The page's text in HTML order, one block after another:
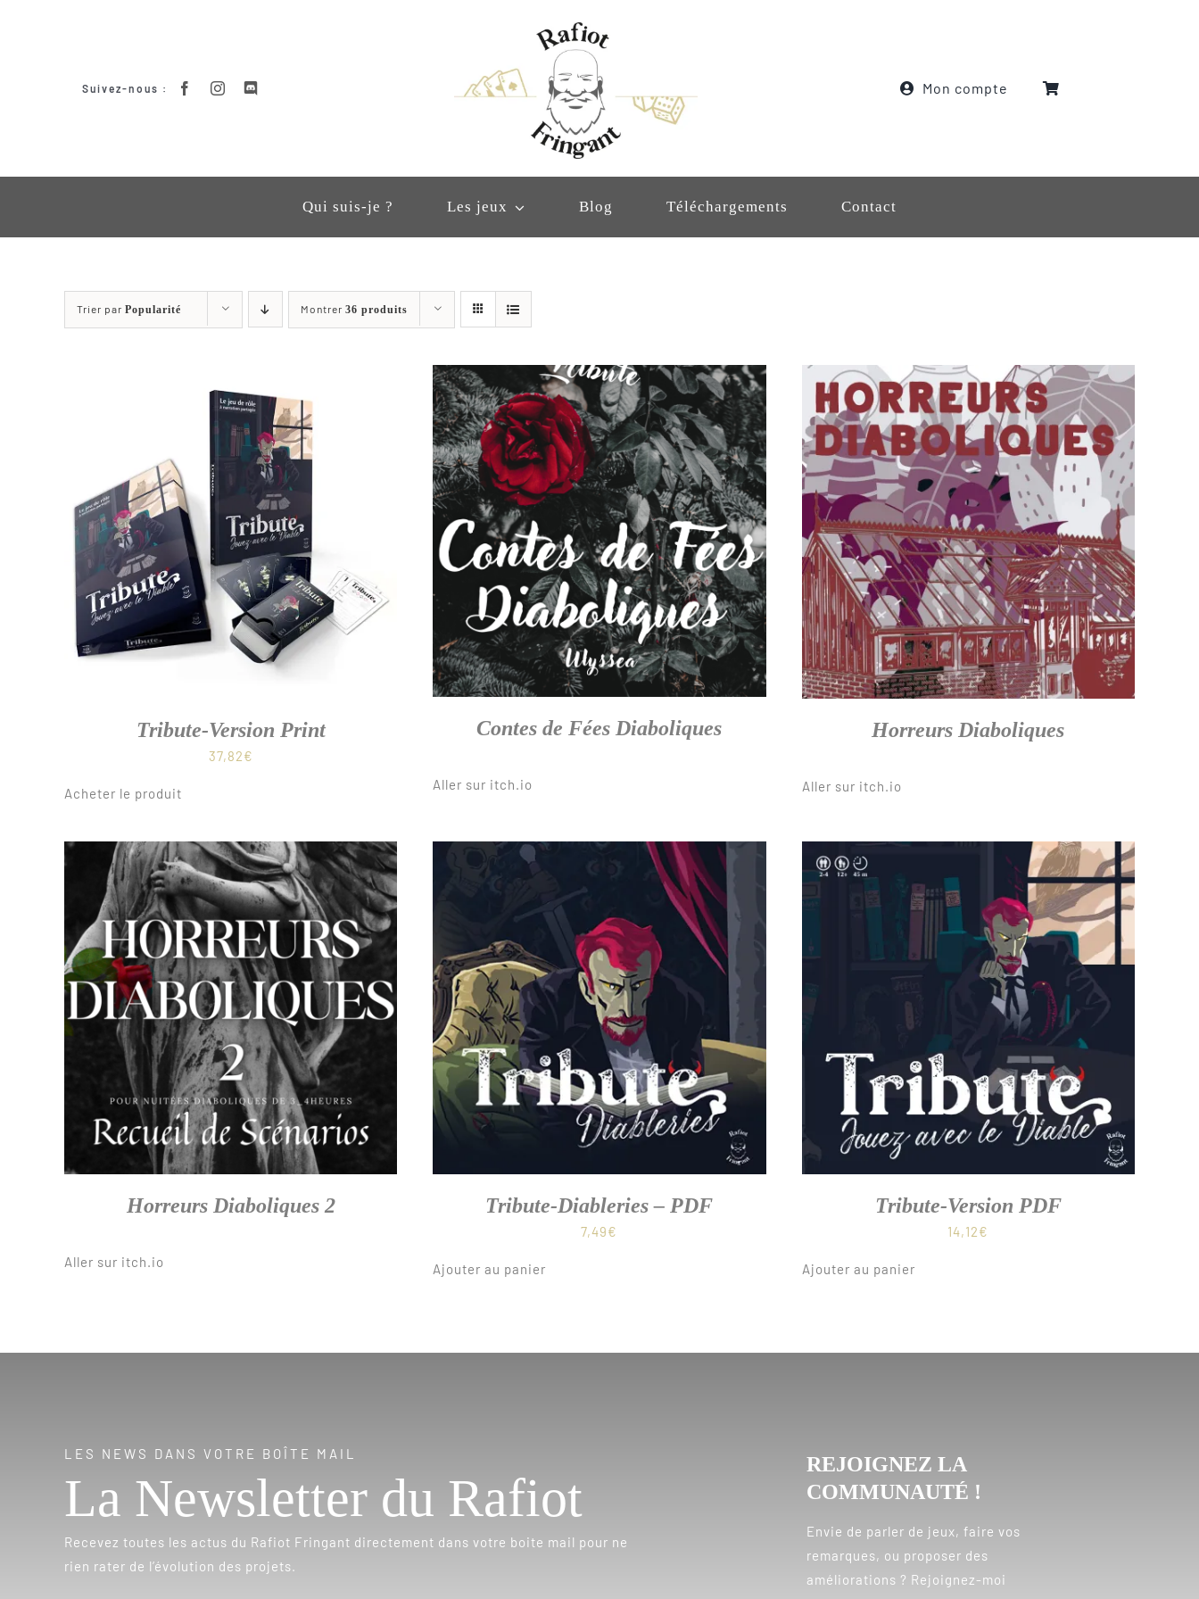
Suivez-nous : Mon compte
Qui suis-je ? Les jeux Blog Téléchargements Contact
Trier par Popularité Montrer 36 produits
Tribute-Version Print
37,82€
Acheter le produit
Contes de Fées Diaboliques
Aller sur itch.io
Horreurs Diaboliques
Aller sur itch.io
Horreurs Diaboliques 2
Aller sur itch.io
Tribute-Diableries – PDF
7,49€
Ajouter au panier
Tribute-Version PDF
14,12€
Ajouter au panier
LES NEWS DANS VOTRE BOÎTE MAIL
La Newsletter du Rafiot
Recevez toutes les actus du Rafiot Fringant directement dans votre boite mail pour ne
rien rater de l’évolution des projets.
REJOIGNEZ LA
COMMUNAUTÉ !
Envie de parler de jeux, faire vos
remarques, ou proposer des
améliorations ? Rejoignez-moi